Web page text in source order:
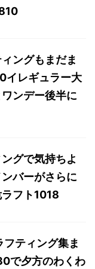
ングもまだま
イレギュラー大
ンデー後半に
グで気持ちよ
バーがさらに
フト1018
ティング集ま
で夕方のわくわ